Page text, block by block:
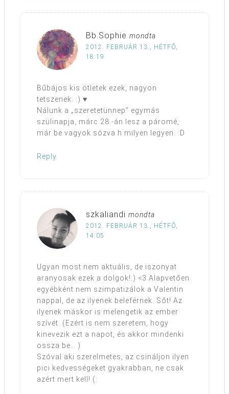
Bb.Sophie mondta
2012. FEBRUÁR 13., HÉTFŐ,
18:19
Bűbájos kis ötletek ezek, nagyon
tetszenek. :) ♥
Nálunk a „szeretetünnep” egymás
szülinapja, márc 28.-án lesz a páromé,
már be vagyok sózva h milyen legyen. :D
Reply
szkaliandi mondta
2012. FEBRUÁR 13., HÉTFŐ,
14:05
Ugyan most nem aktuális, de iszonyat
aranyosak ezek a dolgok!:) <3 Alapvetően
egyébként nem szimpatizálok a Valentin
nappal, de az ilyenek beleférnek. Sőt! Az
ilyenek máskor is melengetik az ember
szívét. (Ezért is nem szeretem, hogy
kinevezik ezt a napot, és akkor mindenki
ossza be… )
Szóval aki szerelmetes, az csináljon ilyen
pici kedvességeket gyakrabban, ne csak
azért mert kell! (: